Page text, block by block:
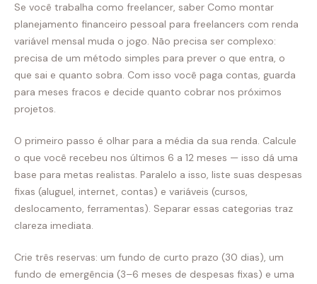
Se você trabalha como freelancer, saber Como montar
planejamento financeiro pessoal para freelancers com renda
variável mensal muda o jogo. Não precisa ser complexo:
precisa de um método simples para prever o que entra, o
que sai e quanto sobra. Com isso você paga contas, guarda
para meses fracos e decide quanto cobrar nos próximos
projetos.
O primeiro passo é olhar para a média da sua renda. Calcule
o que você recebeu nos últimos 6 a 12 meses — isso dá uma
base para metas realistas. Paralelo a isso, liste suas despesas
fixas (aluguel, internet, contas) e variáveis (cursos,
deslocamento, ferramentas). Separar essas categorias traz
clareza imediata.
Crie três reservas: um fundo de curto prazo (30 dias), um
fundo de emergência (3–6 meses de despesas fixas) e uma